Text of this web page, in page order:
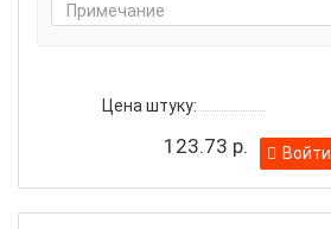
Цена штуку:
123.73 р. Войти